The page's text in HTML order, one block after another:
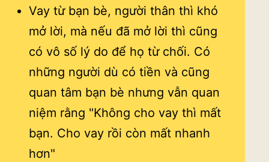
Vay từ bạn bè, người thân thì khó
mở lời, mà nếu đã mở lời thì cũng
có vô số lý do để họ từ chối. Có
những người dù có tiền và cũng
quan tâm bạn bè nhưng vẫn quan
niệm rằng "Không cho vay thì mất
bạn. Cho vay rồi còn mất nhanh
hơn"